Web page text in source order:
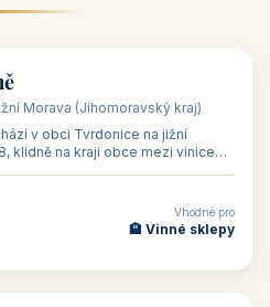
Morava (Jihomoravský kraj)
v obci Tvrdonice na jižní
klidně na kraji obce mezi vinicemi,
Vhodné pro
🏨 Vinné sklepy